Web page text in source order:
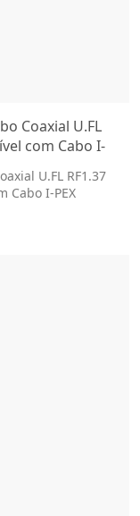
Coaxial U.FL
com Cabo I-
U.FL RF1.37
Cabo I-PEX